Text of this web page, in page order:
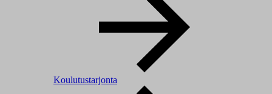
Koulutustarjonta